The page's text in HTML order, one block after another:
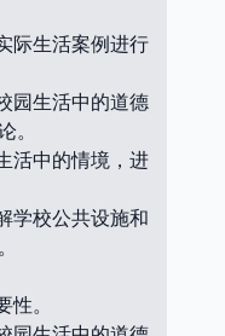
际生活案例进行
园生活中的道德
活中的情境，进
学校公共设施和
。